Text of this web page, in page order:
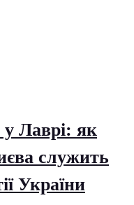
Лаврі: як
служить
України